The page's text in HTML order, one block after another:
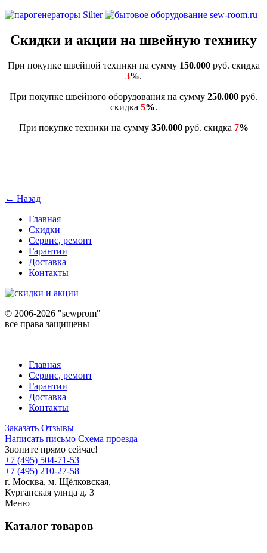
Скидки и акции на швейную технику
При покупке швейной техники на сумму 150.000руб. скидка
3%.
При покупке швейного оборудования на сумму 250.000 руб.
скидка 5%.
При покупке техники на сумму 350.000руб. скидка 7%
← Назад
Главная
Скидки
Сервис, ремонт
Гарантии
Доставка
Контакты
© 2006-2026 "sewprom"
все права защищены
Главная
Сервис, ремонт
Гарантии
Доставка
Контакты
Заказать Отзывы
Написать письмо Схема проезда
Звоните прямо сейчас!
+7 (495) 504-71-53
+7 (495) 210-27-58
г. Москва, м. Щёлковская,
Курганская улица д. 3
Меню
Каталог товаров